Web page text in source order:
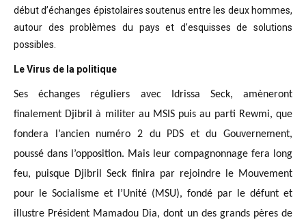
début d’échanges épistolaires soutenus entre les deux hommes,
autour des problèmes du pays et d’esquisses de solutions
possibles.
Le Virus de la politique
Ses échanges réguliers avec Idrissa Seck, amèneront
finalement Djibril à militer au MSIS puis au parti Rewmi, que
fondera l’ancien numéro 2 du PDS et du Gouvernement,
poussé dans l’opposition. Mais leur compagnonnage fera long
feu, puisque Djibril Seck finira par rejoindre le Mouvement
pour le Socialisme et l’Unité (MSU), fondé par le défunt et
illustre Président Mamadou Dia, dont un des grands pères de